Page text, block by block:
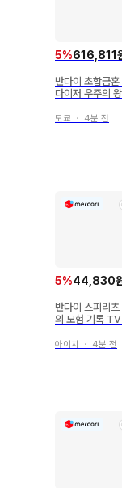
5%616,811
반다이 초합금혼
다이저 우주의
도쿄 ・ 4분 전
5%44,830
반다이 스피리츠
의 모험 기록 TV
아이치 ・ 4분 전